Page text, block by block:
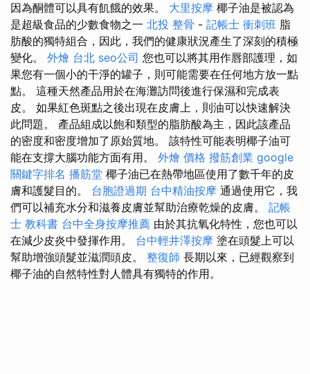
因為酮體可以具有飢餓的效果。 大里按摩 椰子油是被認為
是超級食品的少數食物之一 北投 整骨 - 記帳士 衝刺班 脂
肪酸的獨特組合，因此，我們的健康狀況產生了深刻的積極
變化。 外燴 台北 seo公司 您也可以將其用作唇部護理，如
果您有一個小的干淨的罐子，則可能需要在任何地方放一點
點。 這種天然產品用於在海灘訪問後進行保濕和完成表
皮。 如果紅色斑點之後出現在皮膚上，則油可以快速解決
此問題。 產品組成以飽和類型的脂肪酸為主，因此該產品
的密度和密度增加了原始質地。 該特性可能表明椰子油可
能在支撐大腦功能方面有用。 外燴 價格 撥筋創業 google
關鍵字排名 播筋堂 椰子油已在熱帶地區使用了數千年的皮
膚和護髮目的。 台胞證過期 台中精油按摩 通過使用它，我
們可以補充水分和滋養皮膚並幫助治療乾燥的皮膚。 記帳
士 教科書 台中全身按摩推薦 由於其抗氧化特性，您也可以
在減少皮炎中發揮作用。 台中輕井澤按摩 塗在頭髮上可以
幫助增強頭髮並滋潤頭皮。 整復師 長期以來，已經觀察到
椰子油的自然特性對人體具有獨特的作用。